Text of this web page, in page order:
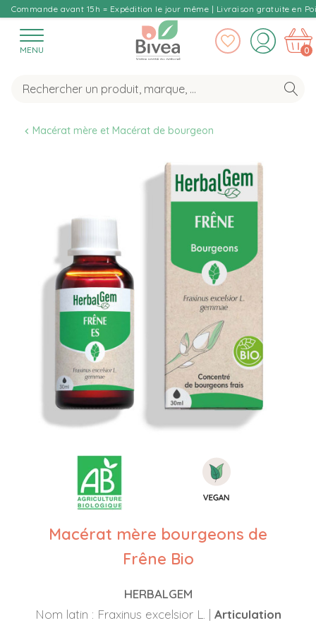
Commande avant 15h = Expédition le jour même | Livraison gratuite en
MENU 0
Macérat mère et Macérat de bourgeon
Macérat mère bourgeons de
Frêne Bio
HERBALGEM
Nom latin : Fraxinus excelsior L. | Articulation